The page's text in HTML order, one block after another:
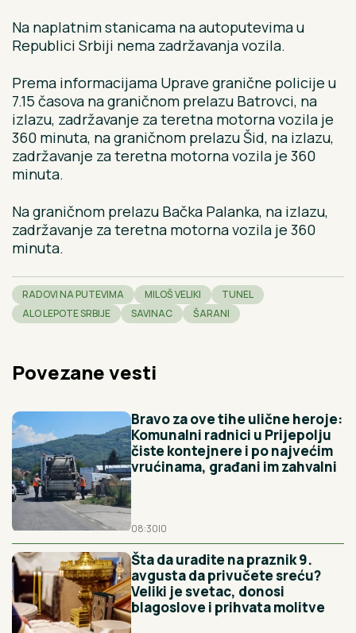
Na naplatnim stanicama na autoputevima u
Republici Srbiji nema zadržavanja vozila.
Prema informacijama Uprave granične policije u
7.15 časova na graničnom prelazu Batrovci, na
izlazu, zadržavanje za teretna motorna vozila je
360 minuta, na graničnom prelazu Šid, na izlazu,
zadržavanje za teretna motorna vozila je 360
minuta.
Na graničnom prelazu Bačka Palanka, na izlazu,
zadržavanje za teretna motorna vozila je 360
minuta.
RADOVI NA PUTEVIMA MILOŠ VELIKI
TUNEL
ALO LEPOTE SRBIJE
SAVINAC ŠARANI
Povezane vesti
Bravo za ove tihe ulične heroje:
Komunalni radnici u Prijepolju
čiste kontejnere i po najvećim
vrućinama, građani im zahvalni
08:30|0
Šta da uradite na praznik 9.
avgusta da privučete sreću?
Veliki je svetac, donosi
blagoslove i prihvata molitve